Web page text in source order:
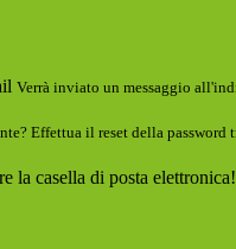
Verrà inviato un messaggio
Effettua il reset della password
la casella di posta elettronica!